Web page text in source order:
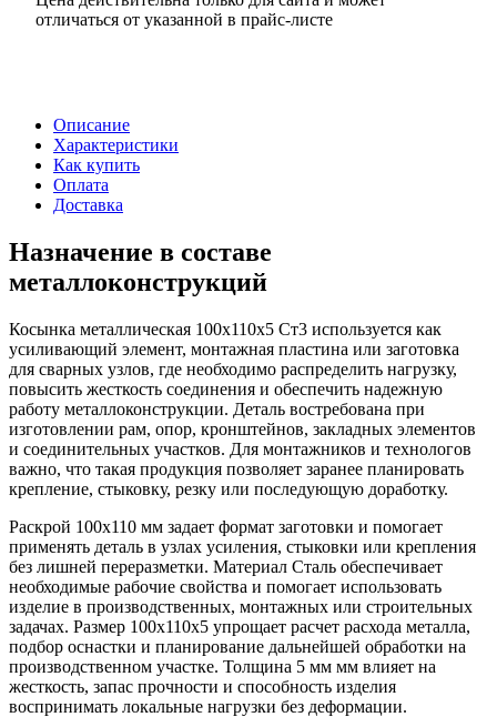
отличаться от указанной в прайс-листе
Описание
Характеристики
Как купить
Оплата
Доставка
Назначение в составе
металлоконструкций
Косынка металлическая 100х110х5 Ст3 используется как
усиливающий элемент, монтажная пластина или заготовка
для сварных узлов, где необходимо распределить нагрузку,
повысить жесткость соединения и обеспечить надежную
работу металлоконструкции. Деталь востребована при
изготовлении рам, опор, кронштейнов, закладных элементов
и соединительных участков. Для монтажников и технологов
важно, что такая продукция позволяет заранее планировать
крепление, стыковку, резку или последующую доработку.
Раскрой 100х110 мм задает формат заготовки и помогает
применять деталь в узлах усиления, стыковки или крепления
без лишней переразметки. Материал Сталь обеспечивает
необходимые рабочие свойства и помогает использовать
изделие в производственных, монтажных или строительных
задачах. Размер 100х110х5 упрощает расчет расхода металла,
подбор оснастки и планирование дальнейшей обработки на
производственном участке. Толщина 5 мм мм влияет на
жесткость, запас прочности и способность изделия
воспринимать локальные нагрузки без деформации.